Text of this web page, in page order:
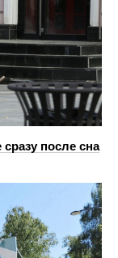
после сна